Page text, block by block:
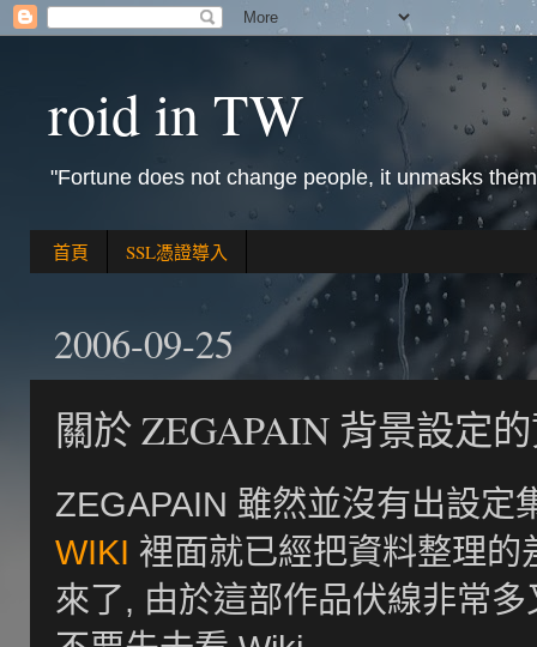
roid in TW
"Fortune does not change people, it unmasks
首頁 SSL憑證導入
2006-09-25
關於 ZEGAPAIN 背景設定
ZEGAPAIN 雖然並沒有出設
WIKI 裡面就已經把資料整理
來了, 由於這部作品伏線非常